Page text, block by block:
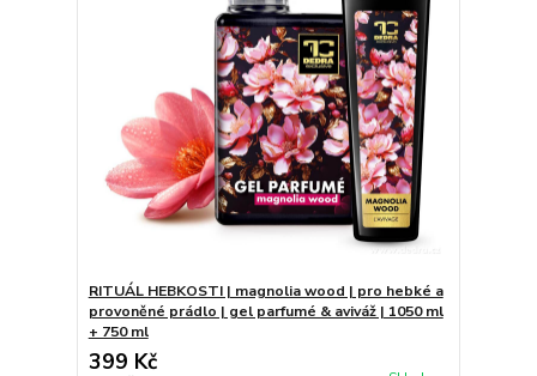
RITUÁL HEBKOSTI | magnolia wood | pro hebké a
provoněné prádlo | gel parfumé & aviváž | 1050 ml
+ 750 ml
399 Kč